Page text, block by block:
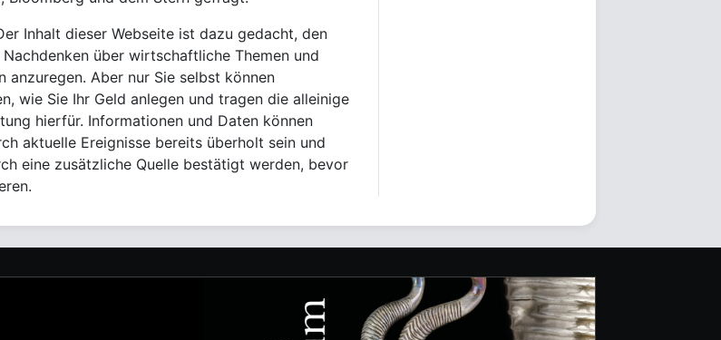
Inhalt dieser Webseite ist dazu gedacht, den
Nachdenken über wirtschaftliche Themen und
anzuregen. Aber nur Sie selbst können
wie Sie Ihr Geld anlegen und tragen die alleinige
hierfür. Informationen und Daten können
aktuelle Ereignisse bereits überholt sein und
eine zusätzliche Quelle bestätigt werden, bevor